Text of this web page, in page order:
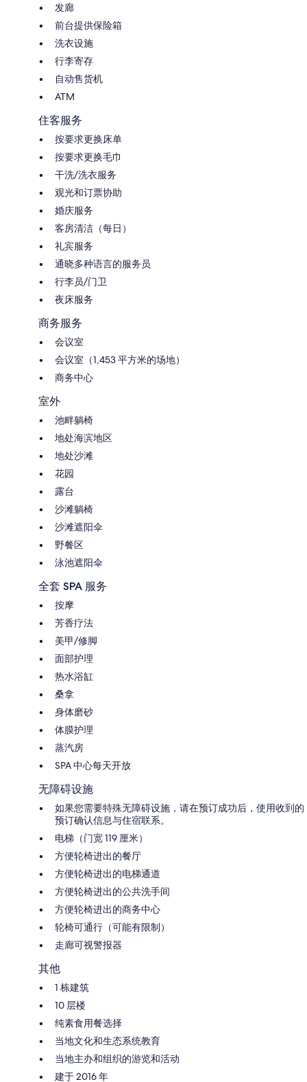
发廊
前台提供保险箱
洗衣设施
行李寄存
自动售货机
ATM
住客服务
按要求更换床单
按要求更换毛巾
干洗/洗衣服务
观光和订票协助
婚庆服务
客房清洁（每日）
礼宾服务
通晓多种语言的服务员
行李员/门卫
夜床服务
商务服务
会议室
会议室（1,453 平方米的场地）
商务中心
室外
池畔躺椅
地处海滨地区
地处沙滩
花园
露台
沙滩躺椅
沙滩遮阳伞
野餐区
泳池遮阳伞
全套 SPA 服务
按摩
芳香疗法
美甲/修脚
面部护理
热水浴缸
桑拿
身体磨砂
体膜护理
蒸汽房
SPA 中心每天开放
无障碍设施
如果您需要特殊无障碍设施，请在预订成功后，使用收到的
预订确认信息与住宿联系。
电梯（门宽 119 厘米）
方便轮椅进出的餐厅
方便轮椅进出的电梯通道
方便轮椅进出的公共洗手间
方便轮椅进出的商务中心
轮椅可通行（可能有限制）
走廊可视警报器
其他
1 栋建筑
10 层楼
纯素食用餐选择
当地文化和生态系统教育
当地主办和组织的游览和活动
建于 2016 年